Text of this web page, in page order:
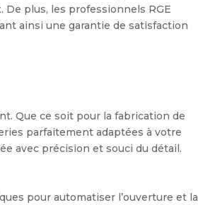
plus, les professionnels RGE
ainsi une garantie de satisfaction
Que ce soit pour la fabrication de
parfaitement adaptées à votre
avec précision et souci du détail.
pour automatiser l’ouverture et la